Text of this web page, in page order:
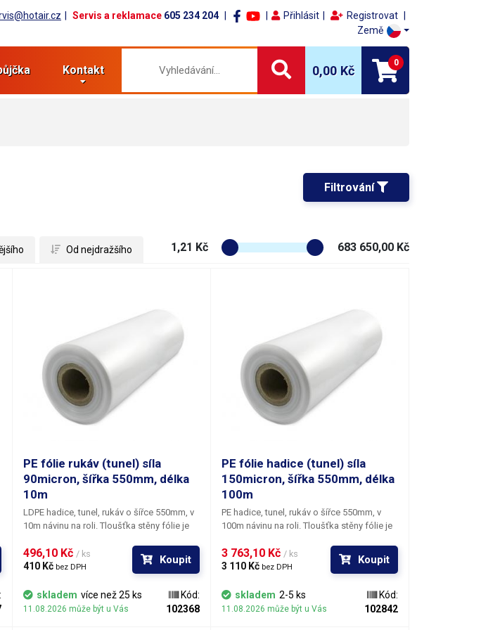
Servis a reklamace 605 234 204 Přihlásit
Registrovat
Země
Kontakt 0,00 Kč
0
Filtrování
Od nejdražšího 1,21 Kč 683 650,00 Kč
PE fólie rukáv (tunel) síla
90micron, šířka 550mm, délka
10m
LDPE hadice, tunel, rukáv o šířce 550mm, v
10m návinu na roli. Tloušťka stěny fólie je
fólie jsou bezbarvé, čiré, bez chuti a
zápachu, nemění se působením vlhkosti,
životnost, jsou pružné, teplem lehce
svařitelné, odolné proti mrazu a vlhkosti.
496,10 Kč / ks
410 Kč bez DPH
Koupit
skladem více než 25 ks
11.08.2026 může být u Vás
Kód:
102368
PE fólie hadice (tunel) síla
150micron, šířka 550mm, délka
100m
PE hadice, tunel, rukáv o šířce 550mm, v
100m návinu na roli. Tloušťka stěny fólie je
fólie jsou bezbarvé, čiré, bez chuti a
zápachu, nemění se působením vlhkosti,
životnost, jsou pružné, teplem lehce
svařitelné, odolné proti mrazu a vlhkosti.
3 763,10 Kč / ks
3 110 Kč bez DPH
Koupit
skladem 2-5 ks
11.08.2026 může být u Vás
Kód:
102842